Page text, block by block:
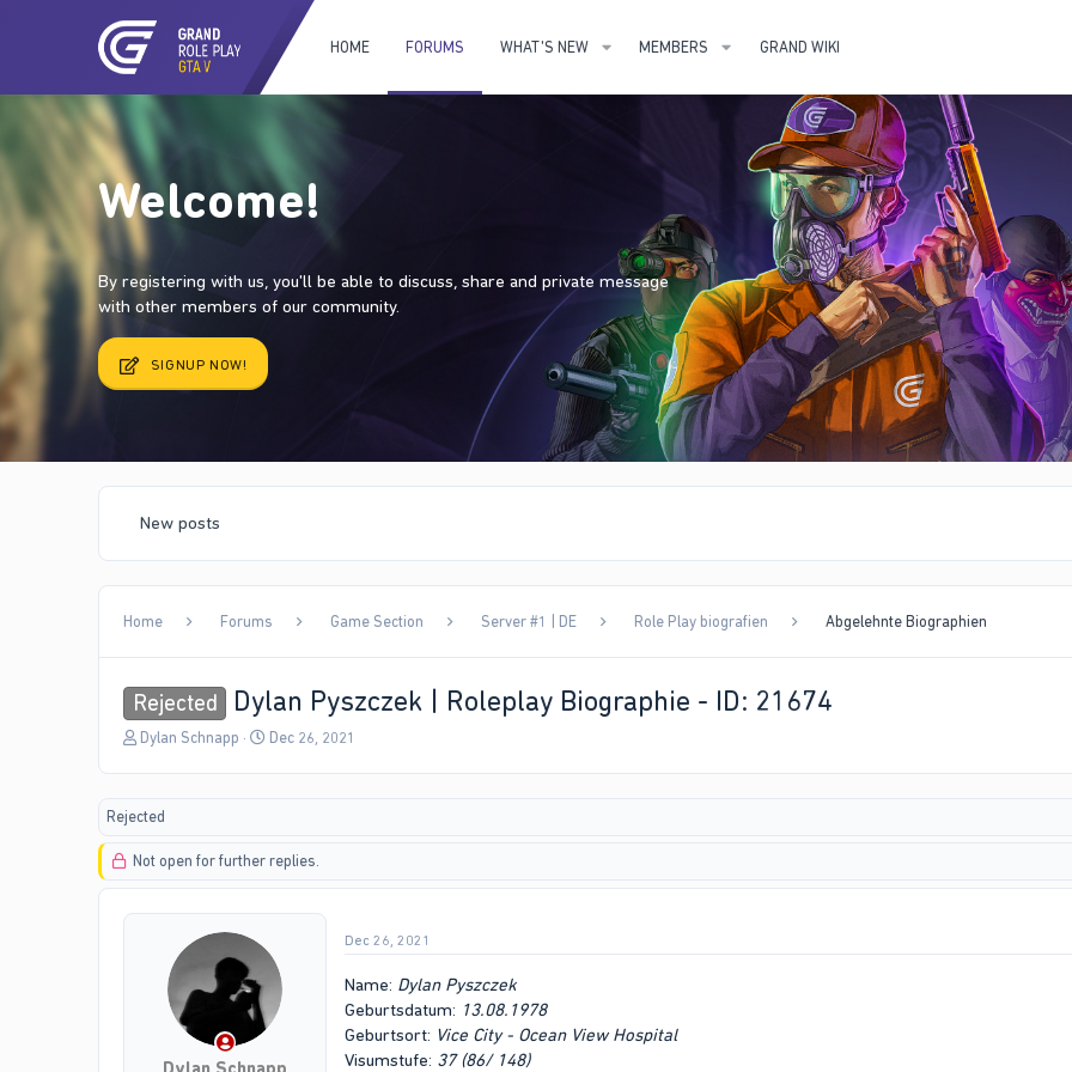
HOME FORUMS WHAT'S NEW MEMBERS GRAND WIKI
Welcome!
By registering with us, you'll be able to discuss, share and private message
with other members of our community.
SIGNUP NOW!
New posts
Home Forums Game Section Server #1 | DE Role Play biografien Abgelehnte Biographien
Rejected Dylan Pyszczek | Roleplay Biographie - ID: 21674
T
a
s
t
a
Dylan Schnapp
S
a
t
e
Dec 26, 2021
Rejected
Not open for further replies.
Dec 26, 2021
Name: Dylan Pyszczek
Geburtsdatum: 13.08.1978
Geburtsort: Vice City - Ocean View Hospital
Visumstufe: 37 (86/ 148)